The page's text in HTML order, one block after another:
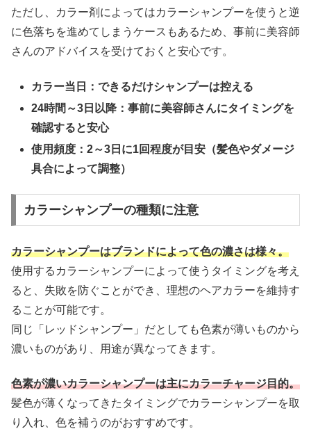
ただし、カラー剤によってはカラーシャンプーを使うと逆
に色落ちを進めてしまうケースもあるため、事前に美容師
さんのアドバイスを受けておくと安心です。
カラー当日：できるだけシャンプーは控える
24時間～3日以降：事前に美容師さんにタイミングを
確認すると安心
使用頻度：2～3日に1回程度が目安（髪色やダメージ
具合によって調整）
カラーシャンプーの種類に注意
カラーシャンプーはブランドによって色の濃さは様々。
使用するカラーシャンプーによって使うタイミングを考え
ると、失敗を防ぐことができ、理想のヘアカラーを維持す
ることが可能です。
同じ「レッドシャンプー」だとしても色素が薄いものから
濃いものがあり、用途が異なってきます。
色素が濃いカラーシャンプーは主にカラーチャージ目的。
髪色が薄くなってきたタイミングでカラーシャンプーを取
り入れ、色を補うのがおすすめです。